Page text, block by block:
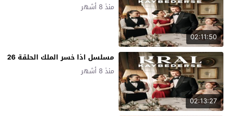
02:11:50
منذ 8 أشهر
02:13:27
مسلسل اذا خسر الملك الحلقة 26
منذ 8 أشهر